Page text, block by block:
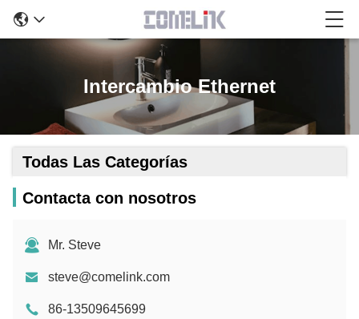
Intercambio Ethernet
Todas Las Categorías
Contacta con nosotros
Mr. Steve
steve@comelink.com
86-13509645699